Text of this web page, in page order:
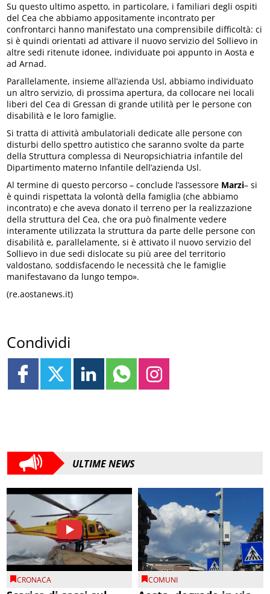
Su questo ultimo aspetto, in particolare, i familiari degli ospiti
del Cea che abbiamo appositamente incontrato per
confrontarci hanno manifestato una comprensibile difficoltà: ci
si è quindi orientati ad attivare il nuovo servizio del Sollievo in
altre sedi ritenute idonee, individuate poi appunto in Aosta e
ad Arnad.
Parallelamente, insieme all’azienda Usl, abbiamo individuato
un altro servizio, di prossima apertura, da collocare nei locali
liberi del Cea di Gressan di grande utilità per le persone con
disabilità e le loro famiglie.
Si tratta di attività ambulatoriali dedicate alle persone con
disturbi dello spettro autistico che saranno svolte da parte
della Struttura complessa di Neuropsichiatria infantile del
Dipartimento materno Infantile dell’azienda Usl.
Al termine di questo percorso – conclude l’assessore Marzi– si
è quindi rispettata la volontà della famiglia (che abbiamo
incontrato) e che aveva donato il terreno per la realizzazione
della struttura del Cea, che ora può finalmente vedere
interamente utilizzata la struttura da parte delle persone con
disabilità e, parallelamente, si è attivato il nuovo servizio del
Sollievo in due sedi dislocate su più aree del territorio
valdostano, soddisfacendo le necessità che le famiglie
manifestavano da lungo tempo».
(re.aostanews.it)
Condividi
ULTIME NEWS
CRONACA COMUNI